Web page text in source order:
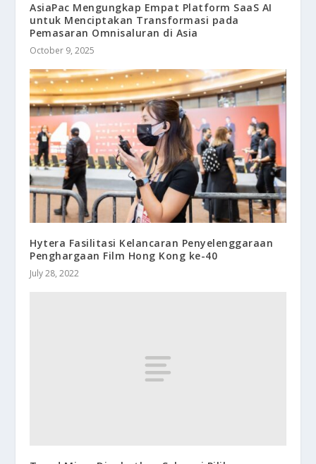
AsiaPac Mengungkap Empat Platform SaaS AI
untuk Menciptakan Transformasi pada
Pemasaran Omnisaluran di Asia
October 9, 2025
Hytera Fasilitasi Kelancaran Penyelenggaraan
Penghargaan Film Hong Kong ke-40
July 28, 2022